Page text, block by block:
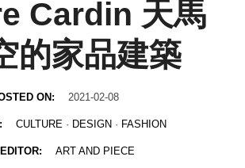
Cardin 天馬
的家品建築
ON: 2021-02-08
CULTURE · DESIGN · FASHION
EDITOR: ART AND PIECE